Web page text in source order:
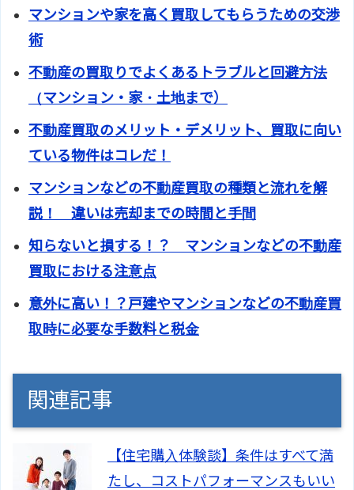
マンションや家を高く買取してもらうための交渉
術
不動産の買取りでよくあるトラブルと回避方法
（マンション・家・土地まで）
不動産買取のメリット・デメリット、買取に向い
ている物件はコレだ！
マンションなどの不動産買取の種類と流れを解
説！ 違いは売却までの時間と手間
知らないと損する！？ マンションなどの不動産
買取における注意点
意外に高い！？戸建やマンションなどの不動産買
取時に必要な手数料と税金
関連記事
【住宅購入体験談】条件はすべて満
たし、コストパフォーマンスもいい